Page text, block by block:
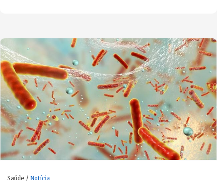
Saúde Notícia